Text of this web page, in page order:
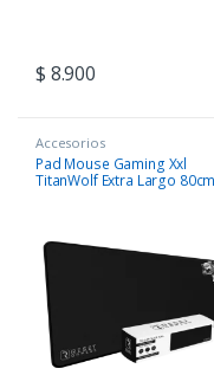
$ 8.900
Accesorios
Pad Mouse Gaming Xxl
TitanWolf Extra Largo